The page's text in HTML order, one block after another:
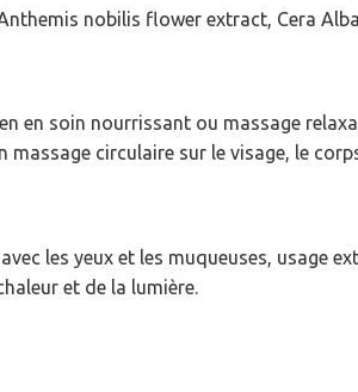
nobilis flower extract, Cera
en soin nourrissant ou massage
circulaire sur le visage, le
les yeux et les muqueuses, usage
et de la lumière.